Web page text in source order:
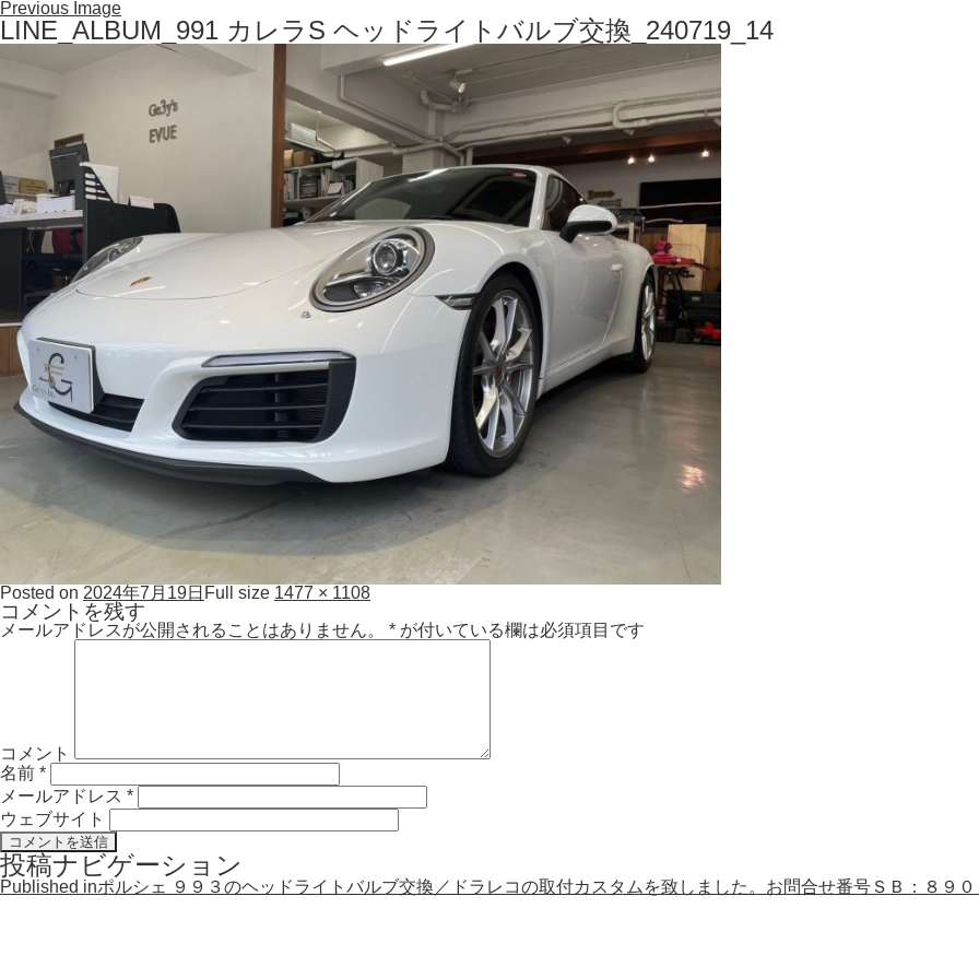
Previous Image
LINE_ALBUM_991 カレラS ヘッドライトバルブ交換_240719_14
Posted on 2024年7月19日 Full size 1477 × 1108
コメントを残す
メールアドレスが公開されることはありません。 * が付いている欄は必須項目です
コメント
名前 *
メールアドレス *
ウェブサイト
投稿ナビゲーション
Published inポルシェ ９９３のヘッドライトバルブ交換／ドラレコの取付カスタムを致しました。お問合せ番号ＳＢ：８９０